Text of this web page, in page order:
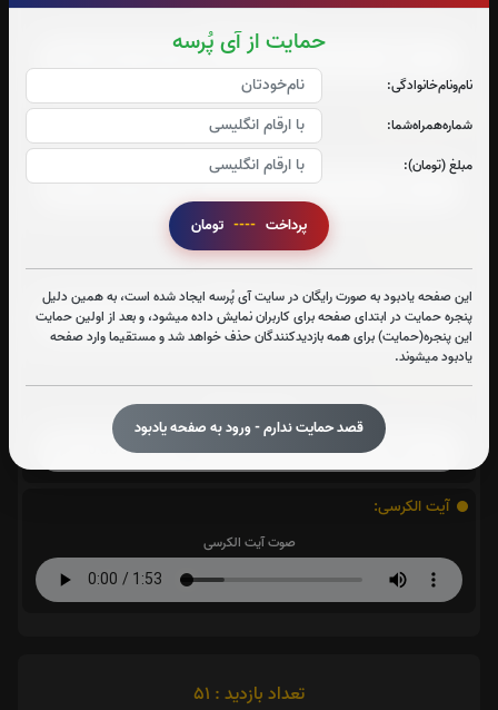
حمایت از آی پُرسه
نام‌و‌نام‌خانوادگی:
شماره‌همراه‌شما:
مبلغ (تومان):
پرداخت ----
این صفحه یادبود به صورت رایگان در سایت آی پُرسه ایجاد شده است، به همین دلیل
پنجره حمایت در ابتدای صفحه برای کاربران نمایش داده میشود، و بعد از اولین حمایت
این پنجره(حمایت) برای همه بازدیدکنندگان حذف خواهد شد و مستقیما وارد صفحه
یادبود میشوند.
قصد حمایت ندارم - ورود به صفحه یادبود
سوره یاسین:
صوت سوره یاسین
آیت الکرسی:
صوت آیت الکرسی
تعداد بازدید : 51